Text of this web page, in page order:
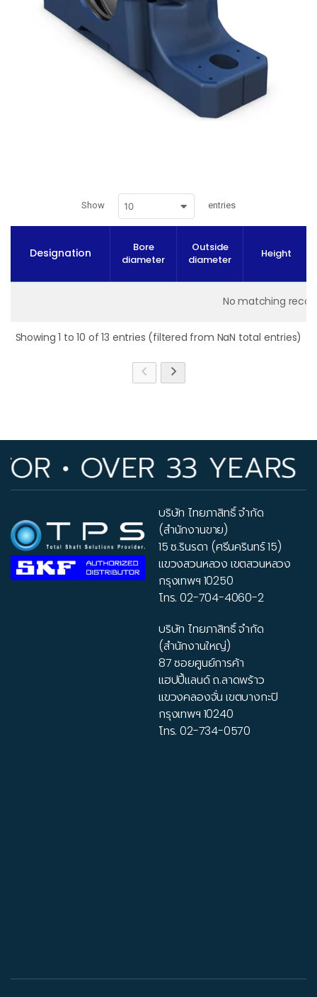
Show 10 entries
Designation
Bore
diameter
Outside
diameter
Height
No matching
Showing 1 to 10 of 13 entries (filtered from NaN total entries)
• OVER 33 YEARS
บริษัท ไทยภาสิทธิ์ จำกัด
(สำนักงานขาย)
15 ซ.รินรดา (ศรีนครินทร์ 15)
แขวงสวนหลวง เขตสวนหลวง
กรุงเทพฯ 10250
โทร.02-704-4060-2
บริษัท ไทยภาสิทธิ์ จำกัด
(สำนักงานใหญ่)
87 ซอยศูนย์การค้า
แฮปปี้แลนด์ ถ.ลาดพร้าว
แขวงคลองจั่น เขตบางกะปิ
กรุงเทพฯ 10240
โทร.02-734-0570